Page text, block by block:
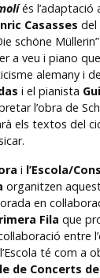
és l’adaptació
Casasses del
schöne
a veu i piano
alemany i
i el pianista
l’obra de
els textos del
i l’Escola/
organitzen
en
Fila que
entre
té com a
de Concerts